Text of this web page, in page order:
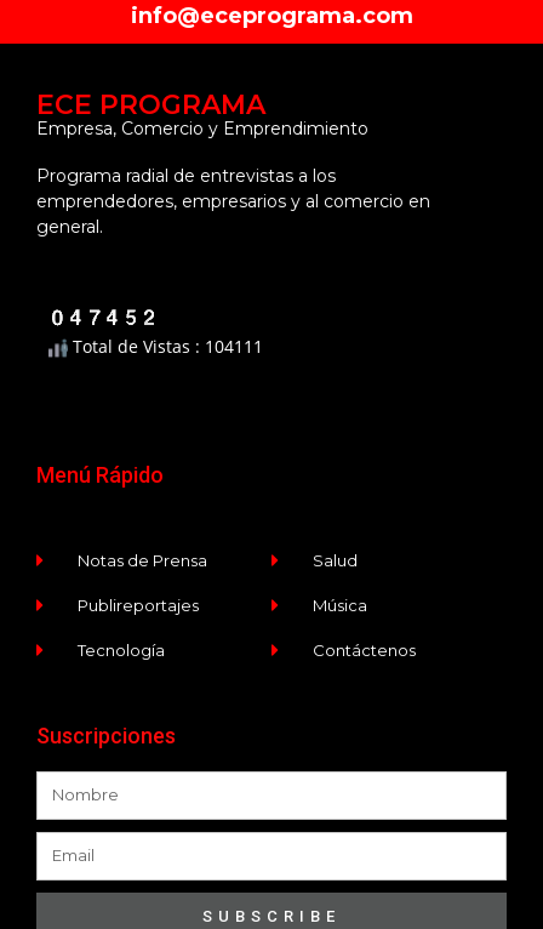
info@eceprograma.com
ECE PROGRAMA
Empresa, Comercio y Emprendimiento
Programa radial de entrevistas a los
emprendedores, empresarios y al comercio en
general.
Total de Vistas : 104111
Menú Rápido
Notas de Prensa
Publireportajes
Tecnología
Salud
Música
Contáctenos
Suscripciones
SUBSCRIBE